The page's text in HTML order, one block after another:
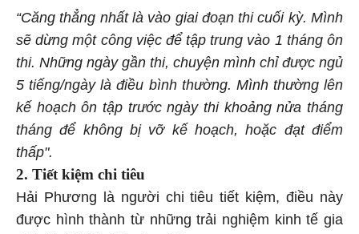
“Căng thẳng nhất là vào giai đoạn thi cuối kỳ. Mình
sẽ dừng một công việc để tập trung vào 1 tháng ôn
thi. Những ngày gần thi, chuyện mình chỉ được ngủ
5 tiếng/ngày là điều bình thường. Mình thường lên
kế hoạch ôn tập trước ngày thi khoảng nửa tháng
tháng để không bị vỡ kế hoạch, hoặc đạt điểm
thấp".
2. Tiết kiệm chi tiêu
Hải Phương là người chi tiêu tiết kiệm, điều này
được hình thành từ những trải nghiệm kinh tế gia